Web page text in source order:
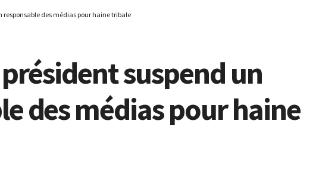
responsable des médias pour haine tribale
suspend un
des médias pour haine